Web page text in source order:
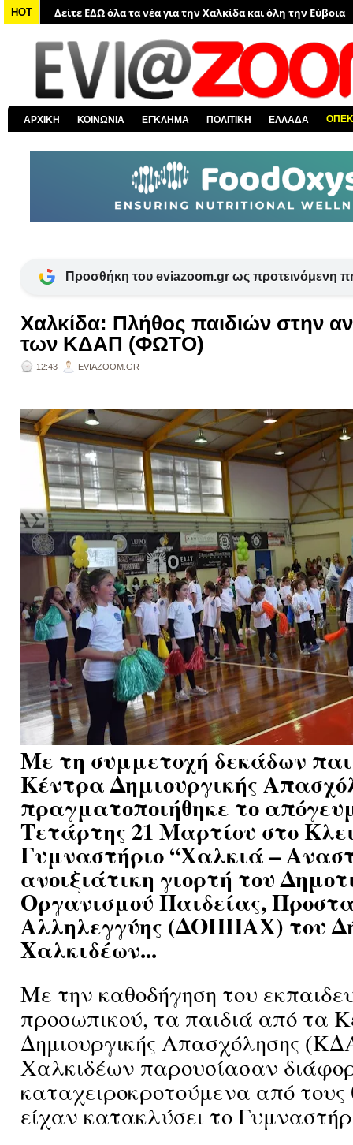
HOT
Δείτε ΕΔΩ όλα τα νέα για την Χαλκίδα και όλη την Εύβοια
Δείτε ΕΔΩ όλες τις ειδήσεις από την Ελλάδα
Δείτε ΕΔΩ όλα τα πολιτικά νέα
Δείτε ΕΔΩ τις αποκαλύψεις του EviaZoom.gr
Δείτε ΕΔΩ όλα τα αστυνομικά νέα
Δείτε ΕΔΩ όλα τα νέα από τον κόσμο
ΑΡΧΙΚΗ ΚΟΙΝΩΝΙΑ ΕΓΚΛΗΜΑ ΠΟΛΙΤΙΚΗ ΕΛΛΑΔΑ
Προσθήκη του eviazoom.gr ως προτεινόμενη
Χαλκίδα: Πλήθος παιδιών στην
των ΚΔΑΠ (ΦΩΤΟ)
12:43 EVIAZOOM.GR
Με τη συμμετοχή δεκάδων
Κέντρα Δημιουργικής
πραγματοποιήθηκε το
Τετάρτης 21 Μαρτίου στο
Γυμναστήριο “Χαλκιά –
ανοιξιάτικη γιορτή του
Οργανισμού Παιδείας,
Αλληλεγγύης (ΔΟΠΠΑΧ) του
Χαλκιδέων...
Με την καθοδήγηση του
προσωπικού, τα παιδιά από τα
Δημιουργικής Απασχόλησης
Χαλκιδέων παρουσίασαν
καταχειροκροτούμενα από τους
είχαν κατακλύσει το